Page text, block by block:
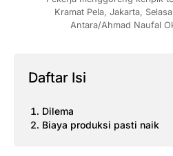
Kramat Pela, Jakarta,
Antara/Ahmad Naufal
Daftar Isi
Dilema
Biaya produksi pasti naik